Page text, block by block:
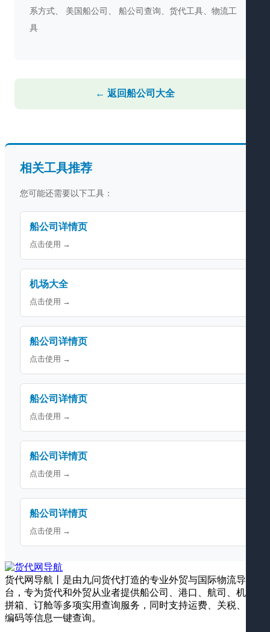
系方式、 美国船公司、 船公司查询、货代工具、物流工
具
← 返回船公司大全
相关工具推荐
您可能还需要以下工具：
船公司详情页
点击使用 →
机场大全
点击使用 →
船公司详情页
点击使用 →
船公司详情页
点击使用 →
船公司详情页
点击使用 →
船公司详情页
点击使用 →
货代网导航丨是由九问货代打造的专业外贸与国际物流导航平
台，专为货代和外贸从业者提供船公司、港口、航司、机场、
拼箱、订舱等多项实用查询服务，同时支持运费、关税、海关
编码等信息一键查询。